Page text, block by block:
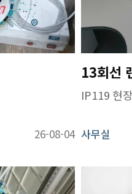
26-08-04
IP119 현
사무실